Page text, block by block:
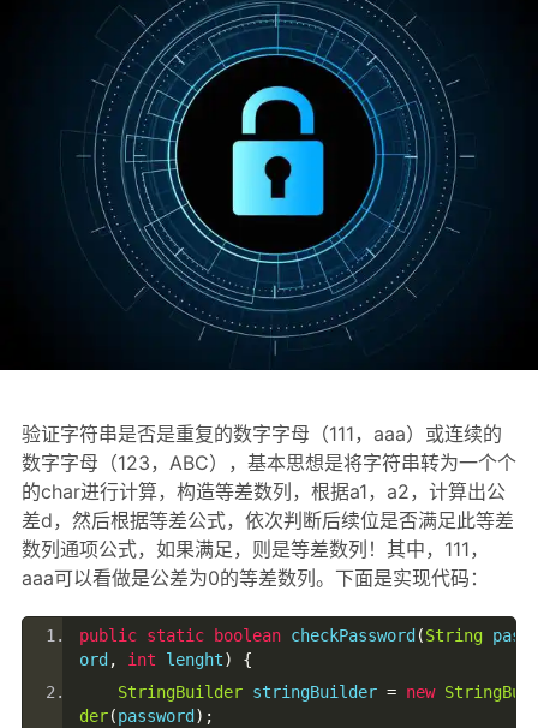
验证字符串是否是重复的数字字母（111，aaa）或连续的
数字字母（123，ABC），基本思想是将字符串转为一个个
的char进行计算，构造等差数列，根据a1，a2，计算出公
差d，然后根据等差公式，依次判断后续位是否满足此等差
数列通项公式，如果满足，则是等差数列！其中，111，
aaa可以看做是公差为0的等差数列。下面是实现代码：
public static boolean checkPassword (String
ord , int lenght)
{
StringBuilder stringBuilder = new
der(password );